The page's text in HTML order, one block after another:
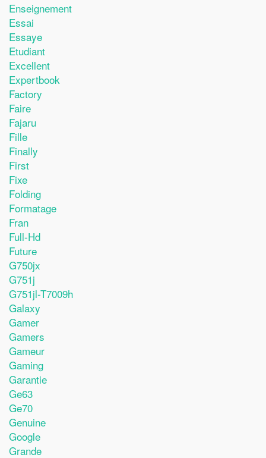
Enseignement
Essai
Essaye
Etudiant
Excellent
Expertbook
Factory
Faire
Fajaru
Fille
Finally
First
Fixe
Folding
Formatage
Fran
Full-Hd
Future
G750jx
G751j
G751jl-T7009h
Galaxy
Gamer
Gamers
Gameur
Gaming
Garantie
Ge63
Ge70
Genuine
Google
Grande